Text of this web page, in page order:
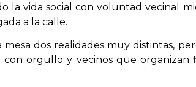
la vida social con voluntad vecinal
a la calle.
dos realidades muy distintas,
orgullo y vecinos que organizan